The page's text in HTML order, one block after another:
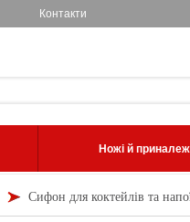
Контакти
Ножі й
Сифон для коктейлів та